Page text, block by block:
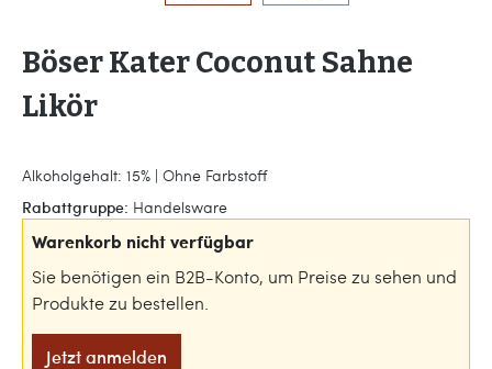
Böser Kater Coconut Sahne
Likör
Alkoholgehalt: 15% | Ohne Farbstoff
Rabattgruppe: Handelsware
Warenkorb nicht verfügbar
Sie benötigen ein B2B-Konto, um Preise zu sehen und
Produkte zu bestellen.
Jetzt anmelden